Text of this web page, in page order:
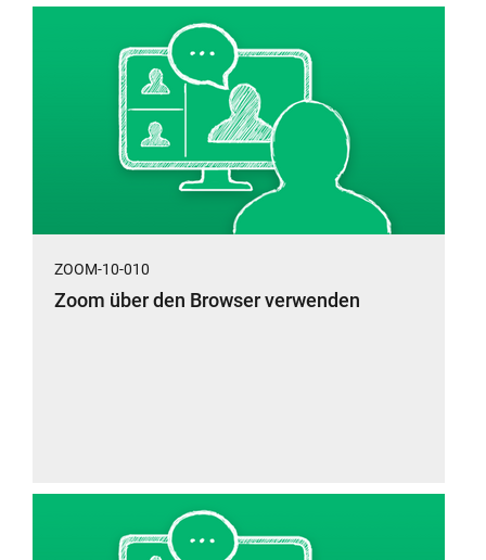
ZOOM-10-010
Zoom über den Browser verwenden